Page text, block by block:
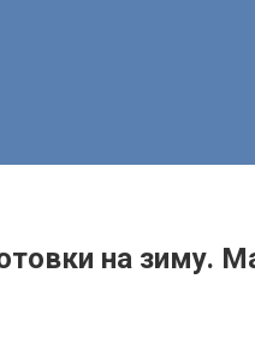
на зиму.